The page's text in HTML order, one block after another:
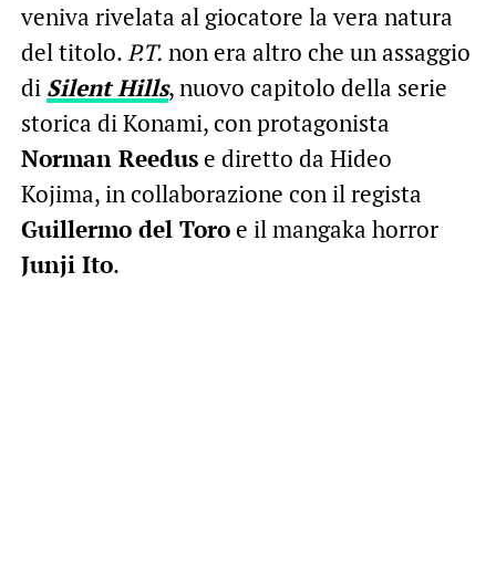
veniva rivelata al giocatore la vera natura
del titolo.P.T. non era altro che un assaggio
di Silent Hills, nuovo capitolo della serie
storica di Konami, con protagonista
Norman Reeduse diretto da Hideo
Kojima, in collaborazione con il regista
Guillermo del Toroe il mangaka horror
Junji Ito.